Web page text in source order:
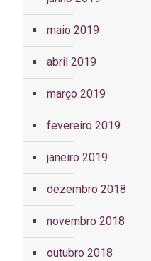
maio 2019
abril 2019
março 2019
fevereiro 2019
janeiro 2019
dezembro 2018
novembro 2018
outubro 2018